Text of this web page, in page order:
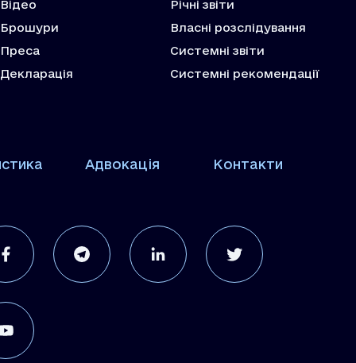
Відео
Брошури
Преса
Декларація
Річні звіти
Власні розслідування
Системні звіти
Системні рекомендації
Адвокація Контакти